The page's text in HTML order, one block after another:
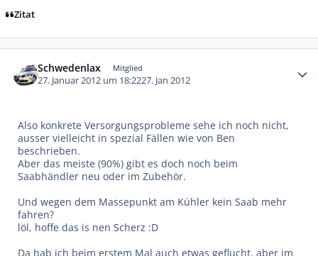
Zitat
Schwedenlax Mitglied
27. Januar 2012 um 18:2227. Jan 2012
Also konkrete Versorgungsprobleme sehe ich noch nicht,
ausser vielleicht in spezial Fällen wie von Ben
beschrieben.
Aber das meiste (90%) gibt es doch noch beim
Saabhändler neu oder im Zubehör.
Und wegen dem Massepunkt am Kühler kein Saab mehr
fahren?
löl, hoffe das is nen Scherz :D
Da hab ich beim erstem Mal auch etwas geflucht, aber im